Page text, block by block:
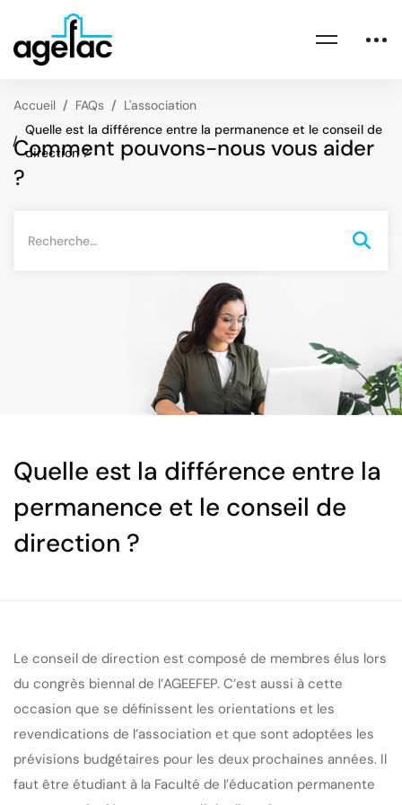
Accueil FAQs
L'association
Quelle est la différence entre la permanence et le conseil de
direction ?
Comment pouvons-nous vous aider
?
pour:
Quelle est la différence entre la
permanence et le conseil de
direction ?
Le conseil de direction est composé de membres élus lors
du congrès biennal de l’AGEEFEP. C’est aussi à cette
occasion que se définissent les orientations et les
revendications de l’association et que sont adoptées les
prévisions budgétaires pour les deux prochaines années. Il
faut être étudiant à la Faculté de l’éducation permanente